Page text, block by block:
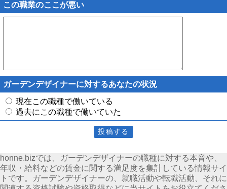
この職業のここが悪い
ガーデンデザイナーに対するあなたの状況
現在この職種で働いている
過去にこの職種で働いていた
honne.bizでは、ガーデンデザイナーの職種に対する本音や、
年収・給料などの賃金に関する満足度を集計している情報サイ
トです。ガーデンデザイナーの、就職活動や転職活動、それに